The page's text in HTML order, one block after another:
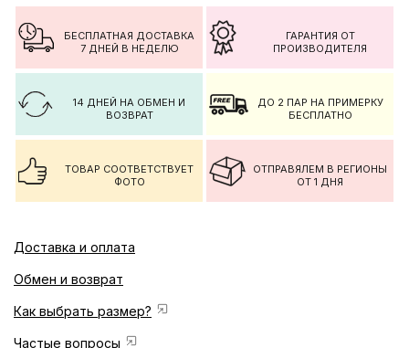
БЕСПЛАТНАЯ ДОСТАВКА
7 ДНЕЙ В НЕДЕЛЮ
ГАРАНТИЯ ОТ
ПРОИЗВОДИТЕЛЯ
14 ДНЕЙ НА ОБМЕН И
ВОЗВРАТ
ДО 2 ПАР НА ПРИМЕРКУ
БЕСПЛАТНО
ТОВАР СООТВЕТСТВУЕТ
ФОТО
ОТПРАВЯЛЕМ В РЕГИОНЫ
ОТ 1 ДНЯ
Доставка и оплата
Обмен и возврат
Как выбрать размер?
Частые вопросы